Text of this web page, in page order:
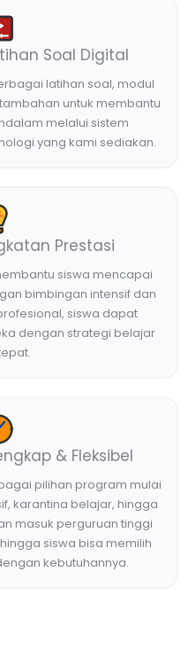
Soal Digital
latihan soal, modul
untuk membantu
melalui sistem
yang kami sediakan.
Prestasi
siswa mencapai
bimbingan intensif dan
siswa dapat
dengan strategi belajar
& Fleksibel
pilihan program mulai
karantina belajar, hingga
masuk perguruan tinggi
siswa bisa memilih
kebutuhannya.